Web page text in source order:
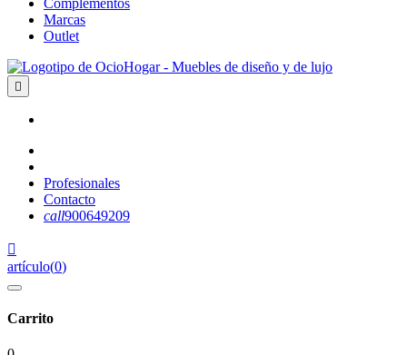
Marcas
Outlet

Profesionales
Contacto
call900649209

artículo(0)
Carrito